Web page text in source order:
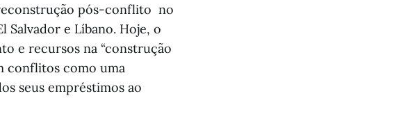
pós-conflito no
Salvador e Líbano. Hoje, o
e recursos na “construção
conflitos como uma
seus empréstimos ao